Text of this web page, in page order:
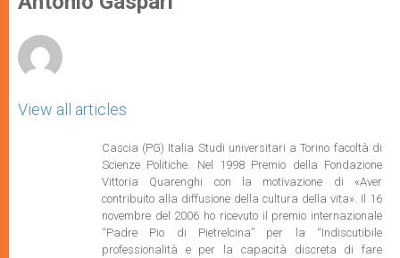
p e k
View all articles
Cascia (PG) Italia Studi universitari a Torino facoltà di
Scienze Politiche. Nel 1998 Premio della Fondazione
Vittoria Quarenghi con la motivazione di «Aver
contribuito alla diffusione della cultura della vita». Il 16
novembre del 2006 ho ricevuto il premio internazionale
“Padre Pio di Pietrelcina” per la “Indiscutibile
professionalità e per la capacità discreta di fare